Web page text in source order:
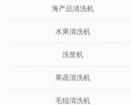
海产品清洗机
水果清洗机
洗筐机
果蔬清洗机
毛辊清洗机